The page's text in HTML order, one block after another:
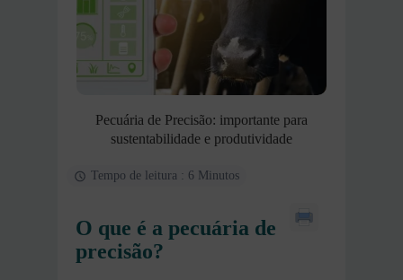
Pecuária de Precisão: importante para
sustentabilidade e produtividade
Tempo de leitura : 6 Minutos
O que é a pecuária de
precisão?